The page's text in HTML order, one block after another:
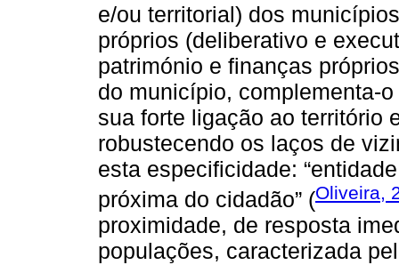
e/ou territorial) dos
próprios (deliberativo e
património e finanças
do município, complementa-
sua forte ligação ao território
robustecendo os laços de
esta especificidade:
próxima do cidadão” (Oliveira,
proximidade, de resposta
populações, caracterizada